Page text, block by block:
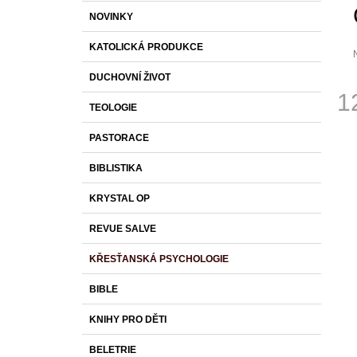
kategorie
K
A
T
E
G
O
R
E
NOVINKY
KATOLICKÁ PRODUKCE
DUCHOVNÍ ŽIVOT
TEOLOGIE
PASTORACE
BIBLISTIKA
KRYSTAL OP
REVUE SALVE
KŘESŤANSKÁ PSYCHOLOGIE
BIBLE
KNIHY PRO DĚTI
BELETRIE